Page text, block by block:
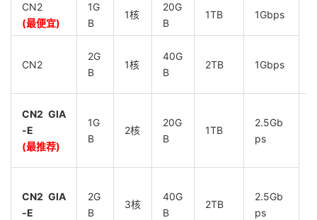
CN2
(最便宜)
1G
B
1核
20G
B
1TB
1Gbps
CN2
2G
B
1核
40G
B
2TB 1Gbps
CN2 GIA
-E
(最推荐)
1G
B
2核
20G
B
1TB
2.5Gb
ps
CN2 GIA
-E
2G
B
3核
40G
B
2TB
2.5Gb
ps